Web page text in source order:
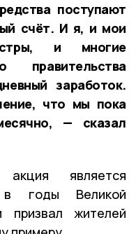
поступают
счёт. И я, и мои
и многие
правительства
заработок.
что мы пока
— сказал
является
годы Великой
призвал жителей